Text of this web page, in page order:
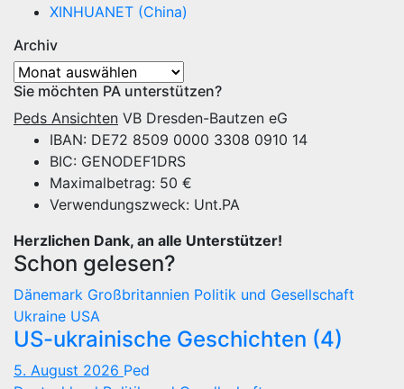
XINHUANET (China)
Archiv
Archiv
Sie möchten PA unterstützen?
Peds Ansichten VB Dresden-Bautzen eG
IBAN: DE72 8509 0000 3308 0910 14
BIC: GENODEF1DRS
Maximalbetrag: 50 €
Verwendungszweck: Unt.PA
Herzlichen Dank, an alle Unterstützer!
Schon gelesen?
Dänemark Großbritannien Politik und Gesellschaft
Ukraine USA
US-ukrainische Geschichten (4)
5. August 2026 Ped